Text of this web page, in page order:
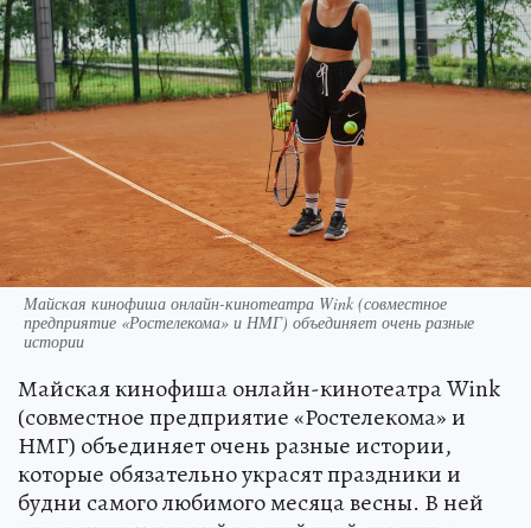
Майская кинофиша онлайн-кинотеатра Wink (совместное
предприятие «Ростелекома» и НМГ) объединяет очень разные
истории
Майская кинофиша онлайн-кинотеатра Wink
(совместное предприятие «Ростелекома» и
НМГ) объединяет очень разные истории,
которые обязательно украсят праздники и
будни самого любимого месяца весны. В ней